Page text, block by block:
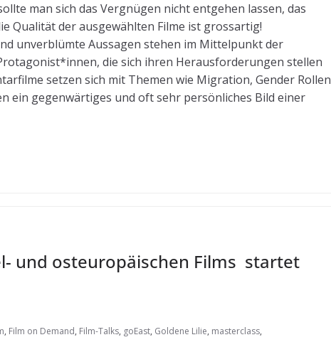
man sich das Vergnügen nicht entgehen lassen, das
Qualität der ausgewählten Filme ist grossartig!
unverblümte Aussagen stehen im Mittelpunkt der
die sich ihren Herausforderungen stellen
setzen sich mit Themen wie Migration, Gender Rollen
ein gegenwärtiges und oft sehr persönliches Bild einer
und osteuropäischen Films startet
, Film on Demand, Film-Talks, goEast, Goldene Lilie, masterclass,